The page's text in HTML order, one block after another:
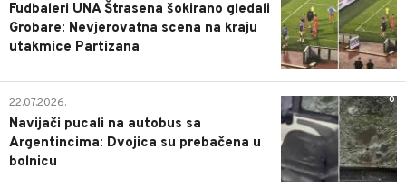
Fudbaleri UNA Štrasena šokirano gledali
Grobare: Nevjerovatna scena na kraju
utakmice Partizana
0
22.07.2026.
Navijači pucali na autobus sa
Argentincima: Dvojica su prebačena u
bolnicu